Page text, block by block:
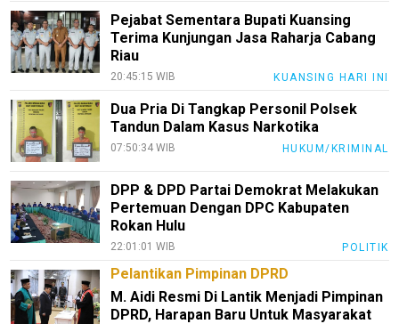
Pejabat Sementara Bupati Kuansing
Terima Kunjungan Jasa Raharja Cabang
Riau
20:45:15 WIB KUANSING HARI INI
Dua Pria Di Tangkap Personil Polsek
Tandun Dalam Kasus Narkotika
07:50:34 WIB HUKUM/KRIMINAL
DPP & DPD Partai Demokrat Melakukan
Pertemuan Dengan DPC Kabupaten
Rokan Hulu
22:01:01 WIB POLITIK
Pelantikan Pimpinan DPRD
M. Aidi Resmi Di Lantik Menjadi Pimpinan
DPRD, Harapan Baru Untuk Masyarakat
TeknoGame
Economy
Recipes
Loker
KuansingTerkini
Bisnis
Sehat
PotensiRohil